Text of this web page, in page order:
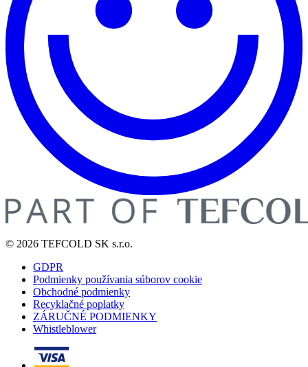
© 2026 TEFCOLD SK s.r.o.
GDPR
Podmienky používania súborov cookie
Obchodné podmienky
Recyklačné poplatky
ZÁRUČNÉ PODMIENKY
Whistleblower